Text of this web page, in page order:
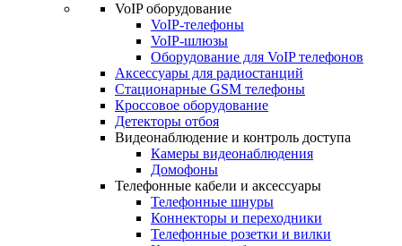
VoIP оборудование
VoIP-телефоны
VoIP-шлюзы
Оборудование для VoIP телефонов
Аксессуары для радиостанций
Стационарные GSM телефоны
Кроссовое оборудование
Детекторы отбоя
Видеонаблюдение и контроль доступа
Камеры видеонаблюдения
Домофоны
Телефонные кабели и аксессуары
Телефонные шнуры
Коннекторы и переходники
Телефонные розетки и вилки